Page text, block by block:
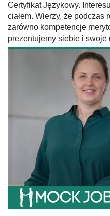
Certyfikat Językowy.
ciałem. Wierzy, że podczas
zarówno kompetencje
prezentujemy siebie i swoje